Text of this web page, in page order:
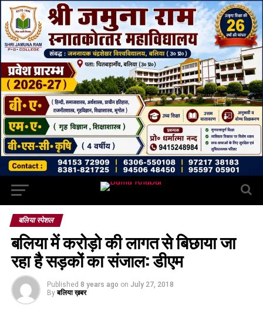
बलिया स्पेशल
बलिया में करोड़ो की लागत से बिछाया जा
रहा है सड़कों का संजाल: डीएम
Published 8 years ago on July 27, 2018
By बलिया ख़बर